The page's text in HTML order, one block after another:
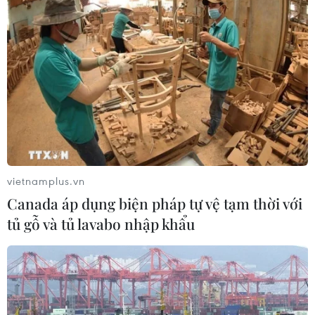
THỦY
Sở hữu trí tuệ
Quy định sử dụng
RSS
Hỗ trợ
Ngôn ngữ
TTXVN
Dịch vụ tin
Quảng cáo
Liên hệ
Giấy phép số: 1374/GP-BTTTT do Bộ Thông tin và Truyền thông
cấp ngày 11/9/2008.
Quảng cáo: Phó TBT Nguyễn Thị Tám: 093.5958688, Email:
tamvna@gmail.com
Điện thoại: (024) 39411349 - (024) 39411348, Fax: (024)
39411348
vietnamplus.vn
Canada áp dụng biện pháp tự vệ tạm thời với
tủ gỗ và tủ lavabo nhập khẩu